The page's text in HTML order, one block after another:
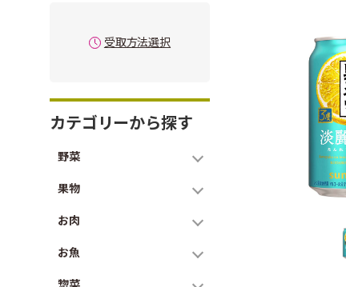
受取方法選択
カテゴリーから探す
野菜
果物
お肉
お魚
惣菜